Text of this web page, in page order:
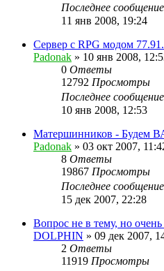
Последнее сообщение
11 янв 2008, 19:24
Сервер с RPG модом
Padonak » 10 янв 2008,
0 Ответы
12792 Просмотры
Последнее сообщение
10 янв 2008, 12:53
Матершинников -
Padonak » 03 окт 2007,
8 Ответы
19867 Просмотры
Последнее сообщение
15 дек 2007, 22:28
Вопрос не в тему, но
DOLPHIN » 09 дек 2007,
2 Ответы
11919 Просмотры